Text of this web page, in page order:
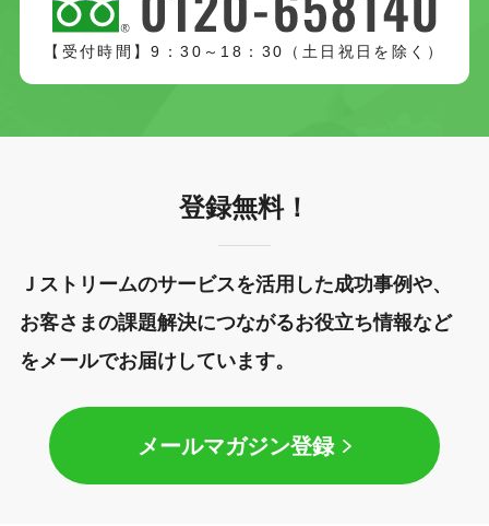
【受付時間】9：30～18：30（土日祝日を除く）
登録無料！
Ｊストリームのサービスを活用した成功事例や、
お客さまの課題解決につながるお役立ち情報など
をメールでお届けしています。
メールマガジン登録